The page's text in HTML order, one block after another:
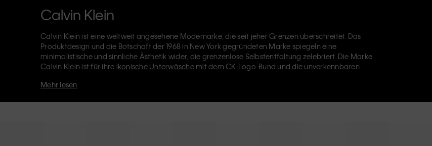
Calvin Klein
Calvin Klein ist eine weltweit angesehene Modemarke, die seit jeher Grenzen überschreitet. Das
Produktdesign und die Botschaft der 1968 in New York gegründeten Marke spiegeln eine
minimalistische und sinnliche Ästhetik wider, die grenzenlose Selbstentfaltung zelebriert. Die Marke
Calvin Klein ist für ihre ikonische Unterwäsche mit dem CK-Logo-Bund und die unverkennbaren
Kleidung,Schuhe
Mehr lesen